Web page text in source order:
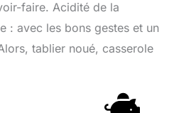
faire. Acidité de la
: avec les bons gestes et un
tablier noué, casserole